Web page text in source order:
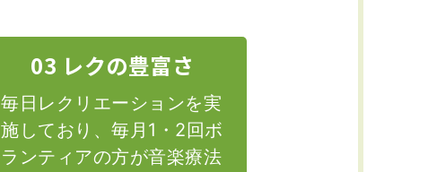
03 レクの豊富さ
毎日レクリエーションを実
施しており、毎月1・2回ボ
ランティアの方が音楽療法